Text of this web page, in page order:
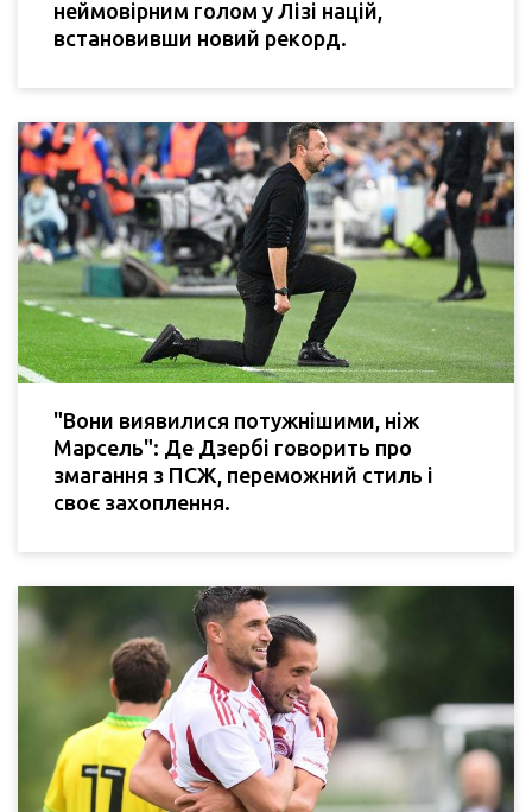
неймовірним голом у Лізі націй,
встановивши новий рекорд.
"Вони виявилися потужнішими, ніж
Марсель": Де Дзербі говорить про
змагання з ПСЖ, переможний стиль і
своє захоплення.